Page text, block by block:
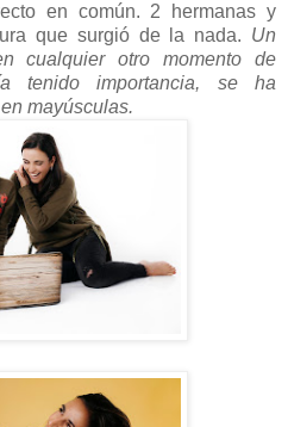
en común. 2 hermanas y
que surgió de la nada. Un
cualquier otro momento de
tenido importancia, se ha
mayúsculas.